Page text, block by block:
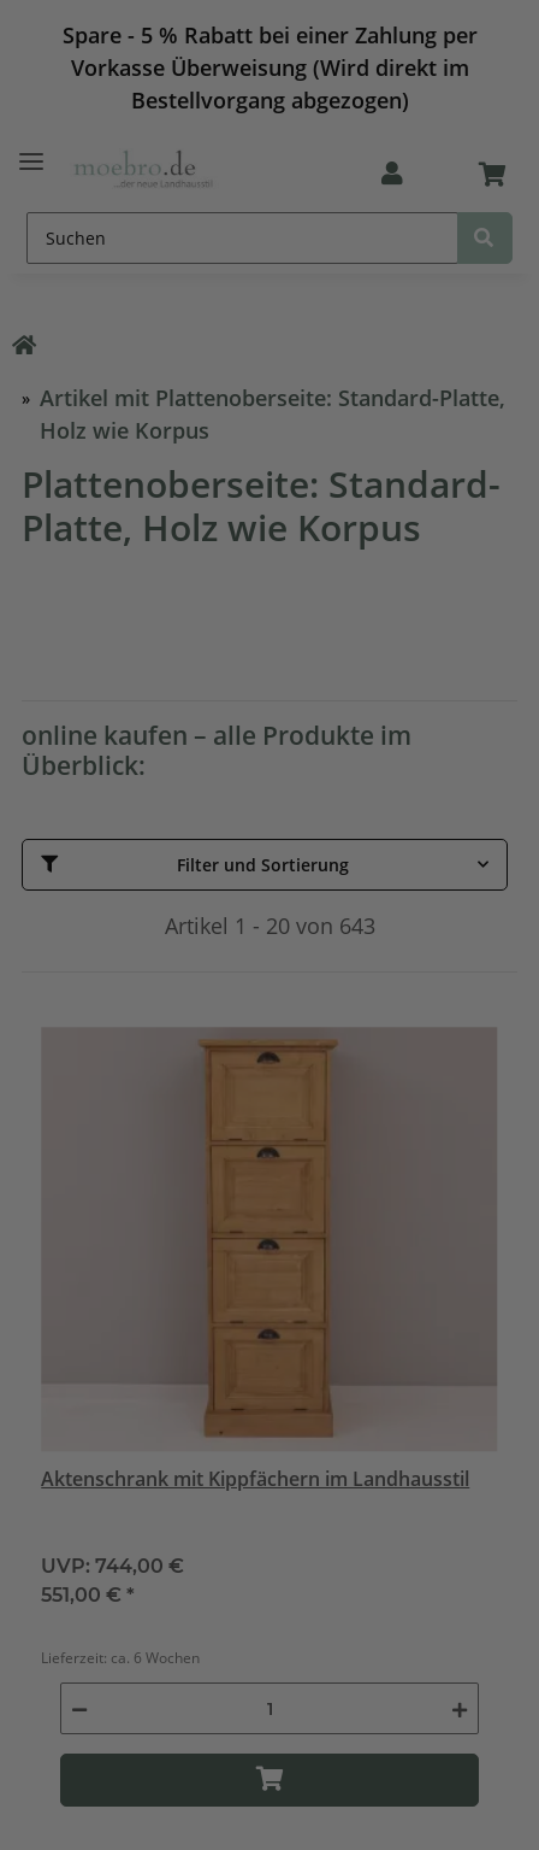
Spare - 5 % Rabatt bei einer Zahlung per
Vorkasse Überweisung (Wird direkt im
Bestellvorgang abgezogen)
Artikel mit Plattenoberseite: Standard-Platte,
Holz wie Korpus
Plattenoberseite: Standard-
Platte, Holz wie Korpus
online kaufen – alle Produkte im
Überblick:
Filter und Sortierung
Artikel 1 - 20 von 643
Aktenschrank mit Kippfächern im Landhausstil
UVP: 744,00 €
551,00 €*
Lieferzeit: ca. 6 Wochen